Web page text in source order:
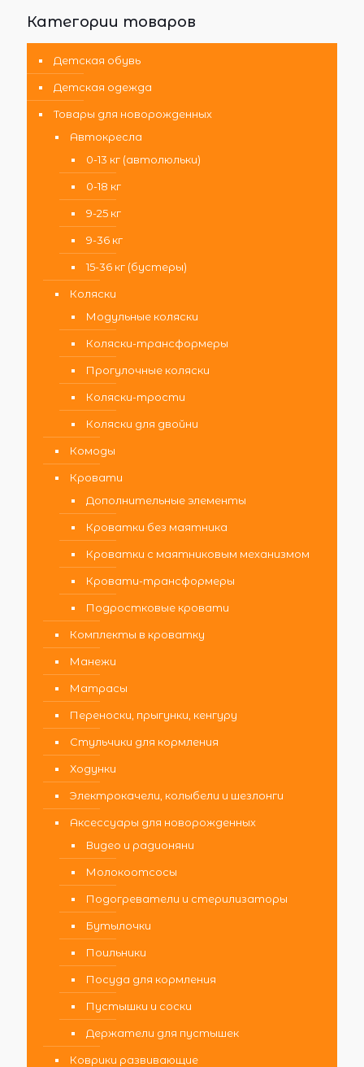
Категории товаров
Детская обувь
Детская одежда
Товары для новорожденных
Автокресла
0-13 кг (автолюльки)
0-18 кг
9-25 кг
9-36 кг
15-36 кг (бустеры)
Коляски
Модульные коляски
Коляски-трансформеры
Прогулочные коляски
Коляски-трости
Коляски для двойни
Комоды
Кровати
Дополнительные элементы
Кроватки без маятника
Кроватки с маятниковым механизмом
Кровати-трансформеры
Подростковые кровати
Комплекты в кроватку
Манежи
Матрасы
Переноски, прыгунки, кенгуру
Стульчики для кормления
Ходунки
Электрокачели, колыбели и шезлонги
Аксессуары для новорожденных
Видео и радионяни
Молокоотсосы
Подогреватели и стерилизаторы
Бутылочки
Поильники
Посуда для кормления
Пустышки и соски
Держатели для пустышек
Коврики развивающие